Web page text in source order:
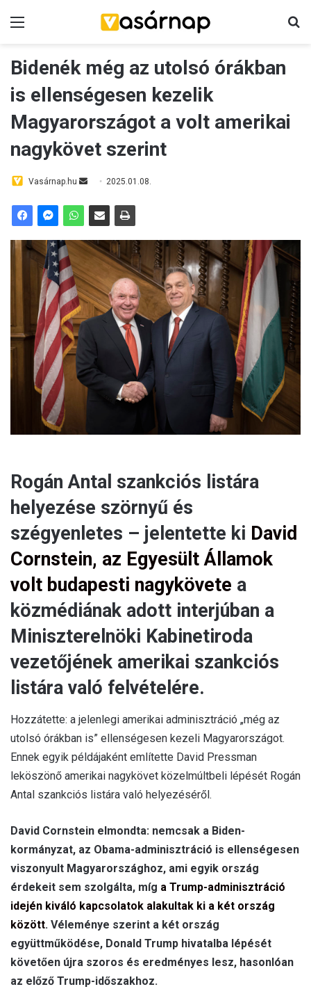
Bidenék még az utolsó órákban
is ellenségesen kezelik
Magyarországot a volt amerikai
nagykövet szerint
Vasárnap.hu
a
e
m
a
l
2025.01.08.
Rogán Antal szankciós listára
helyezése szörnyű és
szégyenletes – jelentette ki David
Cornstein, az Egyesült Államok
volt budapesti nagykövete a
közmédiának adott interjúban a
Miniszterelnöki Kabinetiroda
vezetőjének amerikai szankciós
listára való felvételére.
Hozzátette: a jelenlegi amerikai adminisztráció „még az
utolsó órákban is” ellenségesen kezeli Magyarországot.
Ennek egyik példájaként említette David Pressman
leköszönő amerikai nagykövet közelmúltbeli lépését Rogán
Antal szankciós listára való helyezéséről.
David Cornstein elmondta: nemcsak a Biden-
kormányzat, az Obama-adminisztráció is ellenségesen
viszonyult Magyarországhoz, ami egyik ország
érdekeit sem szolgálta, míg a Trump-adminisztráció
idején kiváló kapcsolatok alakultak ki a két ország
között. Véleménye szerint a két ország
együttműködése, Donald Trump hivatalba lépését
követően újra szoros és eredményes lesz, hasonlóan
az előző Trump-időszakhoz.